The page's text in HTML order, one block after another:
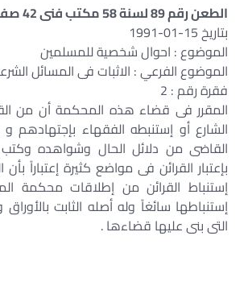
الطعن رقم 89 لسنة 58 مكتب فنى 42 صفحة رقم 194
بتاريخ 15-01-1991
الموضوع : احوال شخصية للمسلمين
الموضوع الفرعي : الاثبات فى المسائل
فقرة رقم : 2
المقرر فى قضاء هذه المحكمة أن من
الشارع أو إستنبطه الفقهاء بإجتهادهم
القاضى من دلائل الحال وشواهده
بإعتبار القرائن فى مواضع كثيرة إعتباراً
إستنباط القرائن من إطلاقات محكمة
إستنباطها سائغاً وله أصله الثابت
التى بنى عليها قضاءها .